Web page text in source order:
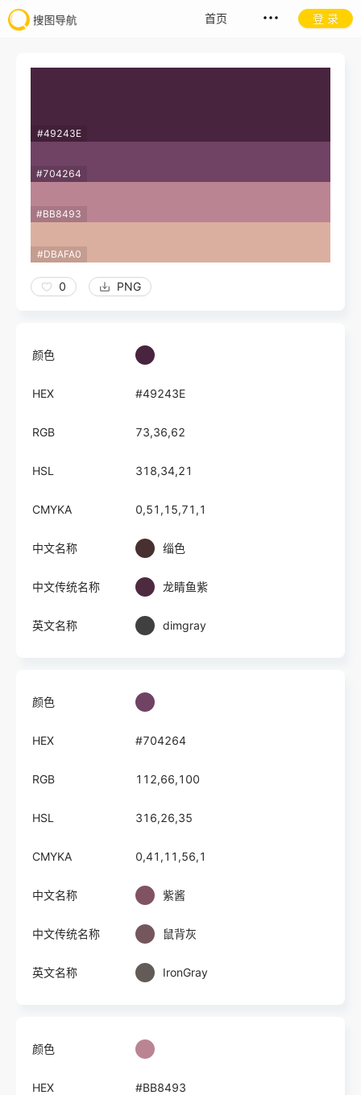
首页 登 录
#49243E
#704264
#BB8493
#DBAFA0
0 PNG
颜色
HEX #49243E
RGB 73,36,62
HSL 318,34,21
CMYKA 0,51,15,71,1
中文名称 缁色
中文传统名称 龙睛鱼紫
英文名称 dimgray
颜色
HEX #704264
RGB 112,66,100
HSL 316,26,35
CMYKA 0,41,11,56,1
中文名称 紫酱
中文传统名称 鼠背灰
英文名称 IronGray
颜色
HEX #BB8493